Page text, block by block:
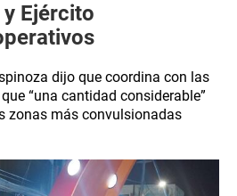
Ejército
dijo que coordina con las
“una cantidad considerable”
zonas más convulsionadas